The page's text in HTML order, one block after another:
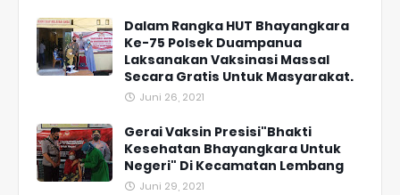
Dalam Rangka HUT Bhayangkara
Ke-75 Polsek Duampanua
Laksanakan Vaksinasi Massal
Secara Gratis Untuk Masyarakat.
Juni 26, 2021
Gerai Vaksin Presisi"Bhakti
Kesehatan Bhayangkara Untuk
Negeri" Di Kecamatan Lembang
Juni 29, 2021